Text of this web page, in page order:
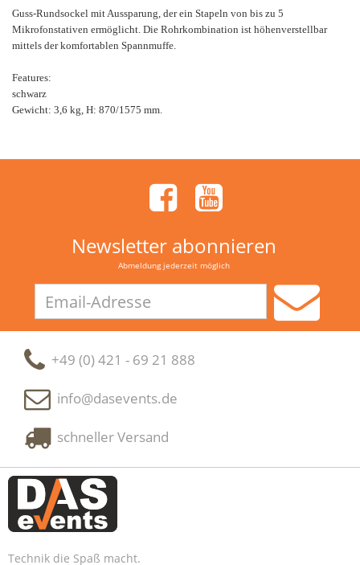
Guss-Rundsockel mit Aussparung, der ein Stapeln von bis zu 5
Mikrofonstativen ermöglicht. Die Rohrkombination ist höhenverstellbar
mittels der komfortablen Spannmuffe.
Features:
schwarz
Gewicht: 3,6 kg, H: 870/1575 mm.
Newsletter abonnieren
Abmeldung jederzeit möglich
Adresse
+49 (0) 421 - 69 21 888
info@dasevents.de
schneller Versand
Technik die Spaß macht.